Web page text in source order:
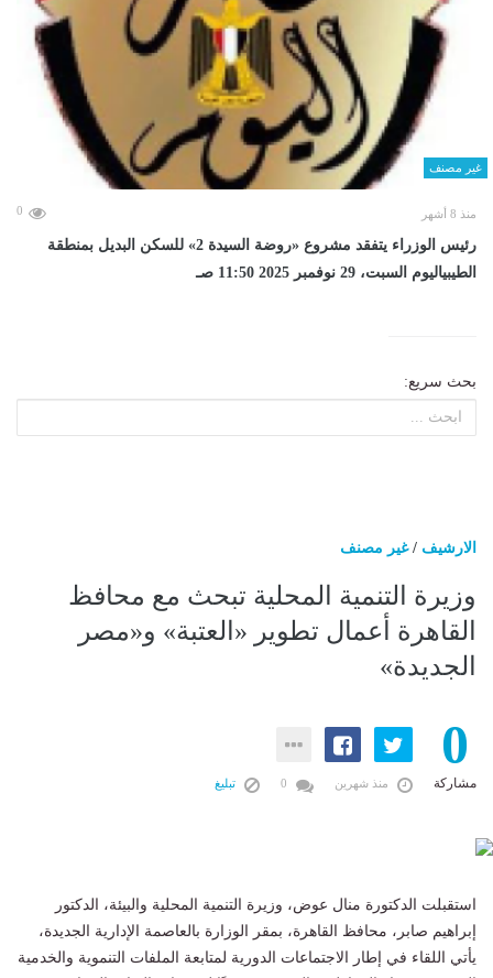
غير مصنف
منذ 8 أشهر 0
رئيس الوزراء يتفقد مشروع «روضة السيدة 2» للسكن البديل بمنطقة
الطيبياليوم السبت، 29 نوفمبر 2025 11:50 صـ
بحث سريع:
الارشيف /غير مصنف
وزيرة التنمية المحلية تبحث مع محافظ
القاهرة أعمال تطوير «العتبة» و«مصر
الجديدة»
0
مشاركة منذ شهرين تبليغ
استقبلت الدكتورة منال عوض، وزيرة التنمية المحلية والبيئة، الدكتور
إبراهيم صابر، محافظ القاهرة، بمقر الوزارة بالعاصمة الإدارية الجديدة،
يأتي اللقاء في إطار الاجتماعات الدورية لمتابعة الملفات التنموية والخدمية